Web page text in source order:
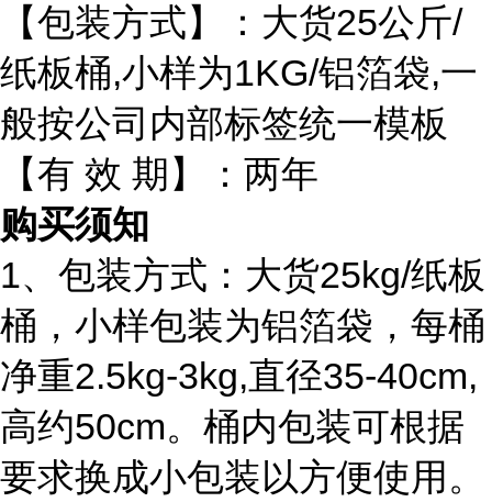
【包装方式】：大货25公斤/
纸板桶,小样为1KG/铝箔袋,一
般按公司内部标签统一模板
【有 效 期】：两年
购买须知
1、包装方式：大货25kg/纸板
桶，小样包装为铝箔袋，每桶
净重2.5kg-3kg,直径35-40cm,
高约50cm。桶内包装可根据
要求换成小包装以方便使用。